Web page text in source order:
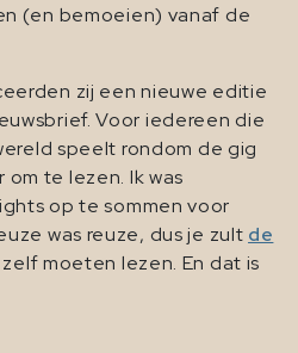
(en bemoeien) vanaf de
zij een nieuwe editie
Voor iedereen die
speelt rondom de gig
te lezen. Ik was
op te sommen voor
was reuze, dus je zult de
moeten lezen. En dat is